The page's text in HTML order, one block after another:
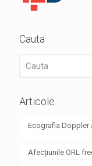
Cauta
Articole
Ecografia Doppler
Afecțiunile ORL